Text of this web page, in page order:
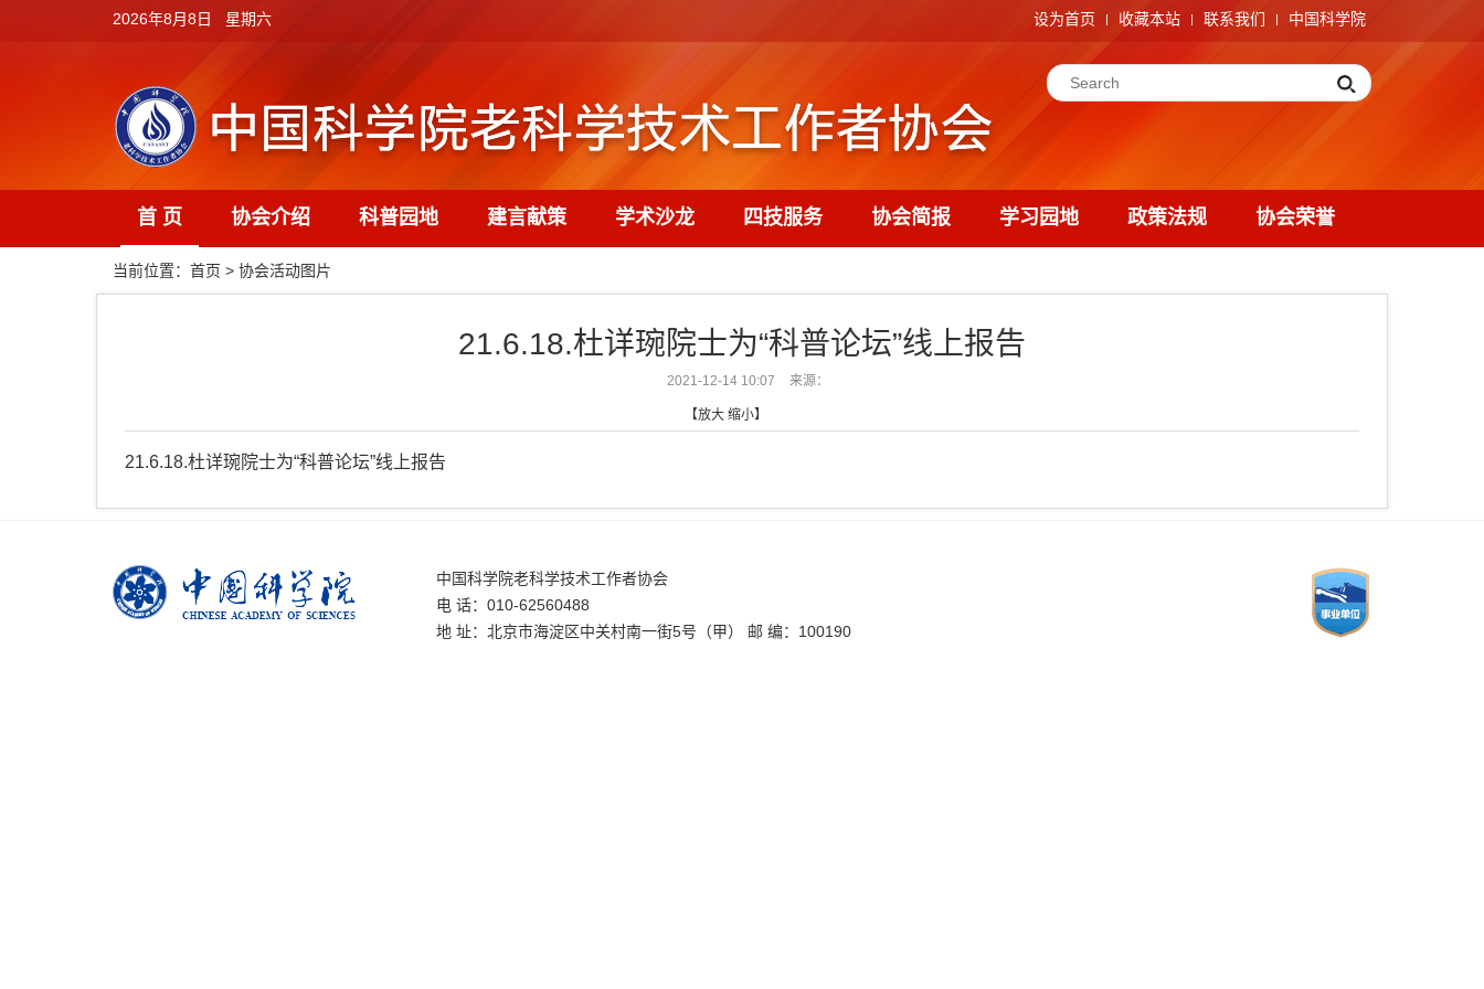
2026年8月8日 星期六 设为首页 收藏本站 联系我们 中国科学院
首 页 协会介绍 科普园地 建言献策 学术沙龙 四技服务 协会简报 学习园地 政策法规 协会荣誉
当前位置： 首页 > 协会活动图片
21.6.18.杜详琬院士为“科普论坛”线上报告
2021-12-14 10:07 来源：
【放大 缩小】
21.6.18.杜详琬院士为“科普论坛”线上报告
中国科学院老科学技术工作者协会
电 话：010-62560488
地 址：北京市海淀区中关村南一街5号（甲） 邮 编：100190